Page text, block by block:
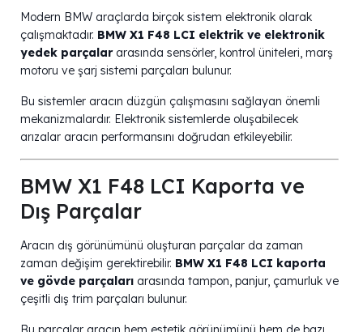
Modern BMW araçlarda birçok sistem elektronik olarak
çalışmaktadır. BMW X1 F48 LCI elektrik ve elektronik
yedek parçalararasında sensörler, kontrol üniteleri, marş
motoru ve şarj sistemi parçaları bulunur.
Bu sistemler aracın düzgün çalışmasını sağlayan önemli
mekanizmalardır. Elektronik sistemlerde oluşabilecek
arızalar aracın performansını doğrudan etkileyebilir.
BMW X1 F48 LCI Kaporta ve
Dış Parçalar
Aracın dış görünümünü oluşturan parçalar da zaman
zaman değişim gerektirebilir. BMW X1 F48 LCI kaporta
ve gövde parçaları arasında tampon, panjur, çamurluk ve
çeşitli dış trim parçaları bulunur.